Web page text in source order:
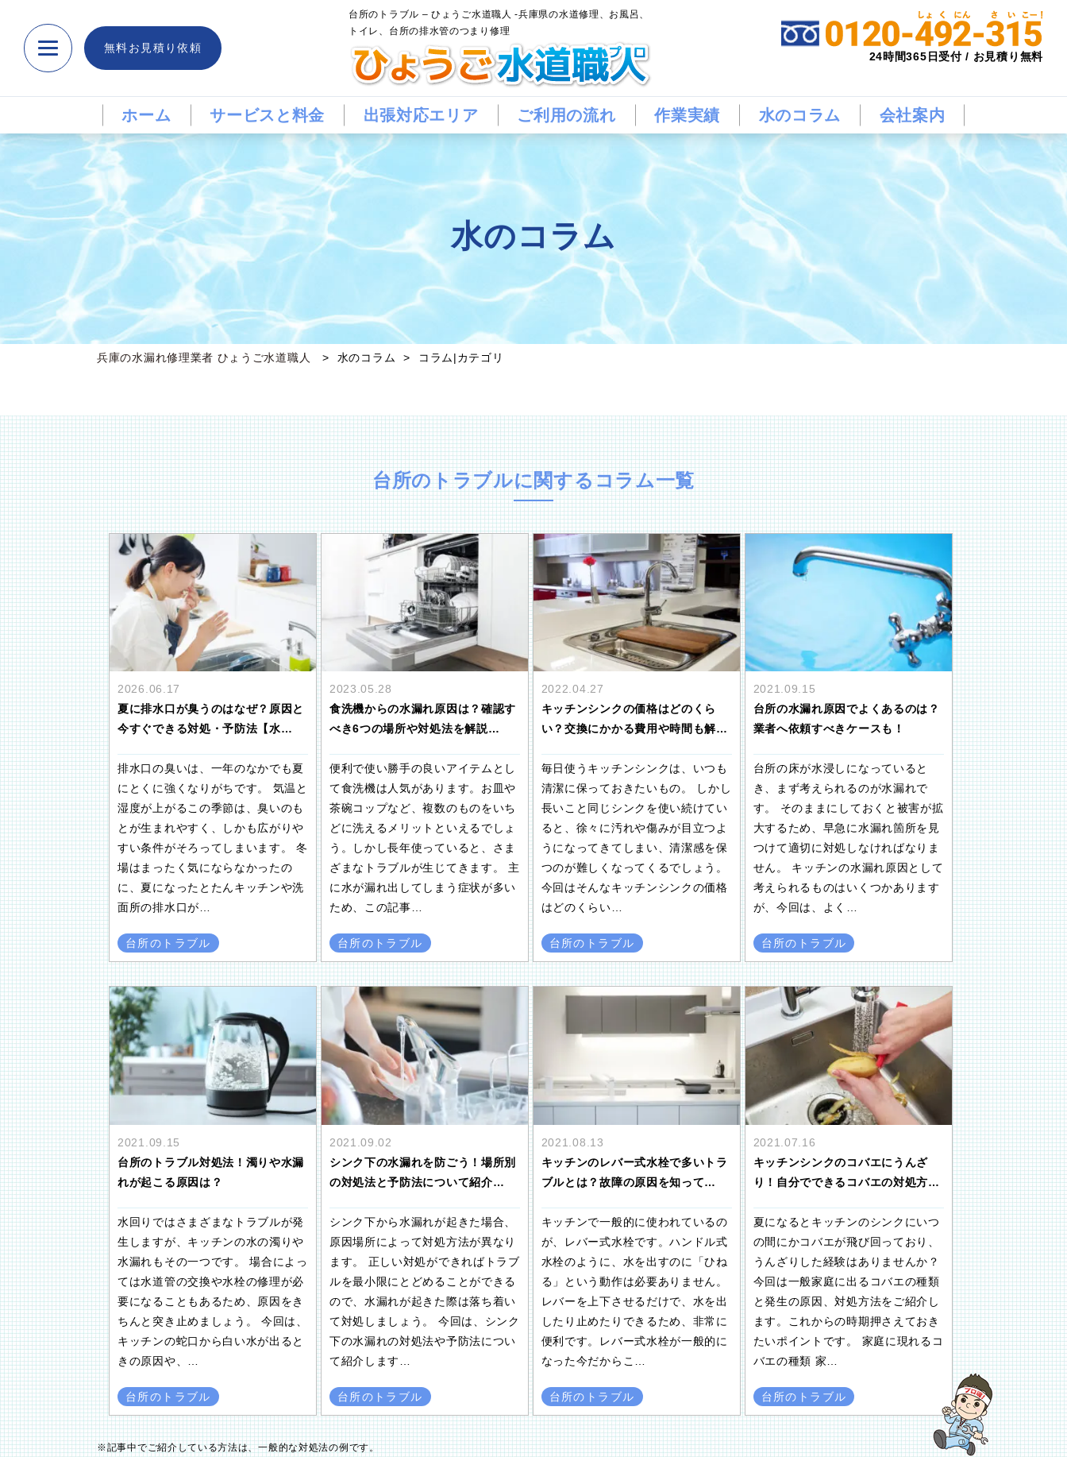
無料お見積り依頼
台所のトラブル – ひょうご水道職人 -兵庫県の水道修理、お風呂、
トイレ、台所の排水管のつまり修理
24時間365日受付 / お見積り無料
ホーム サービスと料金 出張対応エリア ご利用の流れ 作業実績 水のコラム 会社案内
水のコラム
兵庫の水漏れ修理業者 ひょうご水道職人 水のコラム コラム|カテゴリ
台所のトラブルに関するコラム一覧
2026.06.17
夏に排水口が臭うのはなぜ？原因と
今すぐできる対処・予防法【水…
排水口の臭いは、一年のなかでも夏
にとくに強くなりがちです。 気温と
湿度が上がるこの季節は、臭いのも
とが生まれやすく、しかも広がりや
すい条件がそろってしまいます。 冬
場はまったく気にならなかったの
に、夏になったとたんキッチンや洗
面所の排水口が…
台所のトラブル
2023.05.28
食洗機からの水漏れ原因は？確認す
べき6つの場所や対処法を解説…
便利で使い勝手の良いアイテムとし
て食洗機は人気があります。お皿や
茶碗コップなど、複数のものをいち
どに洗えるメリットといえるでしょ
う。しかし長年使っていると、さま
ざまなトラブルが生じてきます。 主
に水が漏れ出してしまう症状が多い
ため、この記事…
台所のトラブル
2022.04.27
キッチンシンクの価格はどのくら
い？交換にかかる費用や時間も解…
毎日使うキッチンシンクは、いつも
清潔に保っておきたいもの。 しかし
長いこと同じシンクを使い続けてい
ると、徐々に汚れや傷みが目立つよ
うになってきてしまい、清潔感を保
つのが難しくなってくるでしょう。
今回はそんなキッチンシンクの価格
はどのくらい…
台所のトラブル
2021.09.15
台所の水漏れ原因でよくあるのは？
業者へ依頼すべきケースも！
台所の床が水浸しになっていると
き、まず考えられるのが水漏れで
す。 そのままにしておくと被害が拡
大するため、早急に水漏れ箇所を見
つけて適切に対処しなければなりま
せん。 キッチンの水漏れ原因として
考えられるものはいくつかあります
が、今回は、よく…
台所のトラブル
2021.09.15
台所のトラブル対処法！濁りや水漏
れが起こる原因は？
水回りではさまざまなトラブルが発
生しますが、キッチンの水の濁りや
水漏れもその一つです。 場合によっ
ては水道管の交換や水栓の修理が必
要になることもあるため、原因をき
ちんと突き止めましょう。 今回は、
キッチンの蛇口から白い水が出ると
きの原因や、…
台所のトラブル
2021.09.02
シンク下の水漏れを防ごう！場所別
の対処法と予防法について紹介…
シンク下から水漏れが起きた場合、
原因場所によって対処方法が異なり
ます。 正しい対処ができればトラブ
ルを最小限にとどめることができる
ので、水漏れが起きた際は落ち着い
て対処しましょう。 今回は、シンク
下の水漏れの対処法や予防法につい
て紹介します…
台所のトラブル
2021.08.13
キッチンのレバー式水栓で多いトラ
ブルとは？故障の原因を知って…
キッチンで一般的に使われているの
が、レバー式水栓です。ハンドル式
水栓のように、水を出すのに「ひね
る」という動作は必要ありません。
レバーを上下させるだけで、水を出
したり止めたりできるため、非常に
便利です。レバー式水栓が一般的に
なった今だからこ…
台所のトラブル
2021.07.16
キッチンシンクのコバエにうんざ
り！自分でできるコバエの対処方…
夏になるとキッチンのシンクにいつ
の間にかコバエが飛び回っており、
うんざりした経験はありませんか？
今回は一般家庭に出るコバエの種類
と発生の原因、対処方法をご紹介し
ます。これからの時期押さえておき
たいポイントです。 家庭に現れるコ
バエの種類 家…
台所のトラブル
※記事中でご紹介している方法は、一般的な対処法の例です。